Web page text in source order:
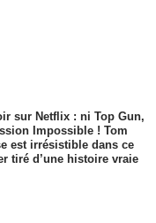
sur Netflix : ni Top Gun,
Impossible ! Tom
est irrésistible dans ce
tiré d’une histoire vraie